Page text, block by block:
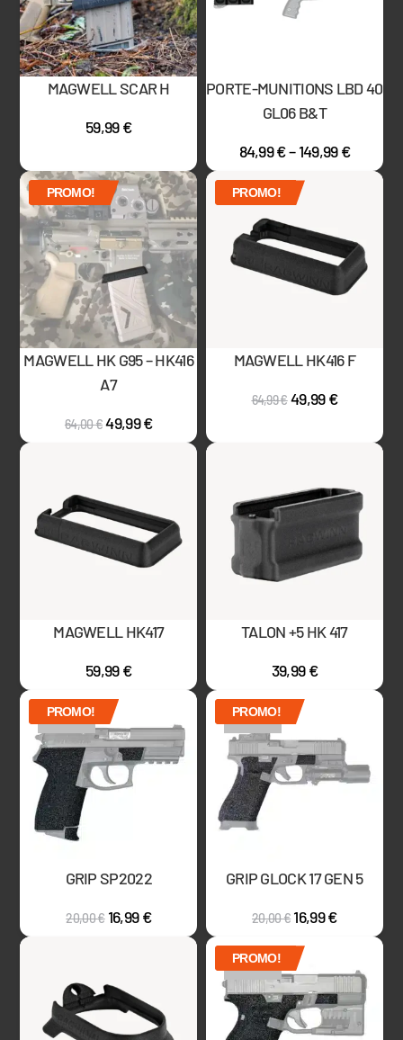
MAGWELL SCAR H
59,99€
PORTE-MUNITIONS LBD 40
GL06 B&T
84,99€–149,99€
PROMO!
MAGWELL HK G95 – HK416
A7
64,00€49,99€
PROMO!
MAGWELL HK416 F
64,99€49,99€
MAGWELL HK417
59,99€
TALON +5 HK 417
39,99€
PROMO!
ÉPUISÉ
GRIP SP2022
20,00€ 16,99€
PROMO!
ÉPUISÉ
GRIP GLOCK 17 GEN 5
20,00€ 16,99€
PROMO!